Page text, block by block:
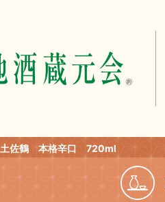
土佐鶴 本格辛口 720ml